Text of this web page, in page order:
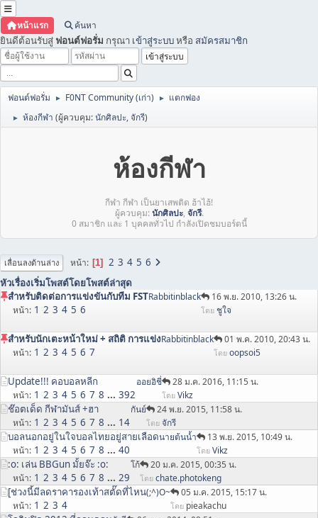
หน้าแรก ค้นหา
ยินดีต้อนรับสู่ ฟอนต์ฟอรั่ม กรุณา เข้าสู่ระบบหรือ สมัครสมาชิก
ฟอนต์ฟอรั่ม ► F0NT Community (เก่า) ► แตกฟอง
► ห้องกีฬา (ผู้ควบคุม:นักศิลปะ,จักรี)
ห้องกีฬา
กีฬา กีฬา เป็นยาเสพติด ฮ้าไฮ้!
ผู้ควบคุม: นักศิลปะ, จักรี.
0 สมาชิก และ 1 บุคคลทั่วไป กำลังเปิดชมบอร์ดนี้
เลื่อนลงด้านล่าง หน้า 1 2 3 4 5 6
หัวเรื่องเริ่มโพสต์โดยโพสต์ล่าสุด
สำหรับติดต่อการแข่งขันกับทีม FST
หน้า 1 2 3 4 5 6
Rabbitinblack 16 พ.ย. 2010, 13:26 น.
โดย ชูใจ
สำหรับนักเตะหน้าใหม่ + สถิติ การแข่ง
หน้า 1 2 3 4 5 6 7
Rabbitinblack 01 พ.ค. 2010, 20:43 น.
โดย oopsoi5
Update!!! คอบอลหลีก
หน้า 1 2 3 4 5 6 7 8 ... 392
ออยอิชี่ 28 ม.ค. 2016, 11:15 น.
โดย Vikz
ช๊อตเด็ด กีฬามันส์ +ฮา
หน้า 1 2 3 4 5 6 7 8 ... 14
กันย์ 24 พ.ย. 2015, 11:58 น.
โดย จักรี
บอลนอกอยู่ในใจบอลไทยอยู่สายเลือด
หน้า 1 2 3 4 5 6 7 8 ... 40
นายต้นน้ำ 13 พ.ย. 2015, 10:49 น.
โดย Vikz
:o: เล่น BBGun มั้ยจ๊ะ :o:
หน้า 1 2 3 4 5 6 7 8 ... 29
โก้ 20 ม.ค. 2015, 00:35 น.
โดย chate.photokeng
[ช่วงนี้มีลดราคารองเท้าสตั๊ดที่ไหน
หน้า 1 2 3 4
(;^)O~ 05 ม.ค. 2015, 15:17 น.
โดย pieakachu